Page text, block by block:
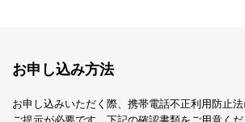
お申し込み方法
お申し込みいただく際、携帯電話不正利用防止